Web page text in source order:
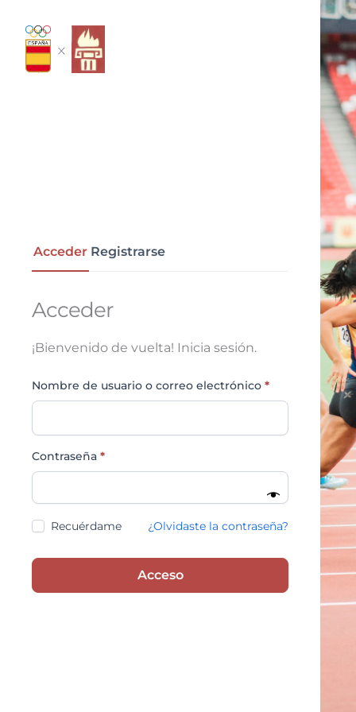
contenido
Mi cuenta
Acceder Registrarse
Acceder
¡Bienvenido de vuelta! Inicia sesión.
Nombre de usuario o correo electrónico*
Contraseña*
Recuérdame ¿Olvidaste la contraseña?
Acceso